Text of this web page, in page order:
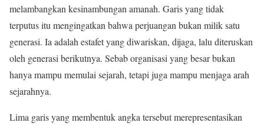
melambangkan kesinambungan amanah. Garis yang tidak
terputus itu mengingatkan bahwa perjuangan bukan milik satu
generasi. Ia adalah estafet yang diwariskan, dijaga, lalu diteruskan
oleh generasi berikutnya. Sebab organisasi yang besar bukan
hanya mampu memulai sejarah, tetapi juga mampu menjaga arah
sejarahnya.
Lima garis yang membentuk angka tersebut merepresentasikan